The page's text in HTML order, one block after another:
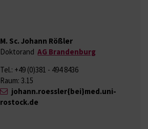
M. Sc. Johann Rößler
DoktorandAG Brandenburg
Tel.: +49 (0)381 - 494 8436
Raum: 3.15
johann.roessler{bei}med.uni-
rostock.de